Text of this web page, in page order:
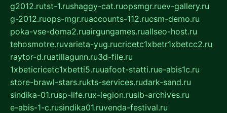
g2012.rutst-1.rushaggy-cat.ruopsmgr.ruev-gallery.ru
g-2012.ruops-mgr.ruaccounts-112.rucsm-demo.ru
poka-vse-doma2.ruairgungames.ruallseo-host.ru
tehosmotre.ruvarieta-yug.rucricetc1xbetr1xbetcc2.ru
raytor-d.ruatillagunn.ru3d-file.ru
1xbeticricetc1xbetti5.ruuafoot-statti.rue-abis1c.ru
store-brawl-stars.rukts-services.rudark-sand.ru
sindika-01.rusp-life.rux-legion.rusib-archives.ru
e-abis-1-c.rusindika01.ruvenda-festival.ru